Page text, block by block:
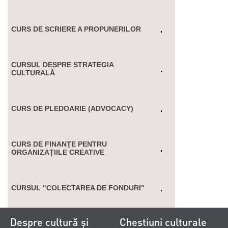
CURS DE SCRIERE A PROPUNERILOR
CURSUL DESPRE STRATEGIA
CULTURALĂ
CURS DE PLEDOARIE (ADVOCACY)
CURS DE FINANŢE PENTRU
ORGANIZAȚIILE CREATIVE
CURSUL "COLECTAREA DE FONDURI"
Despre cultură și Chestiuni culturale